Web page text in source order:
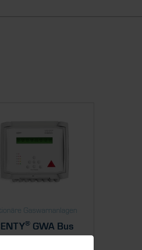
Gaswarnanlagen
® GWA Bus